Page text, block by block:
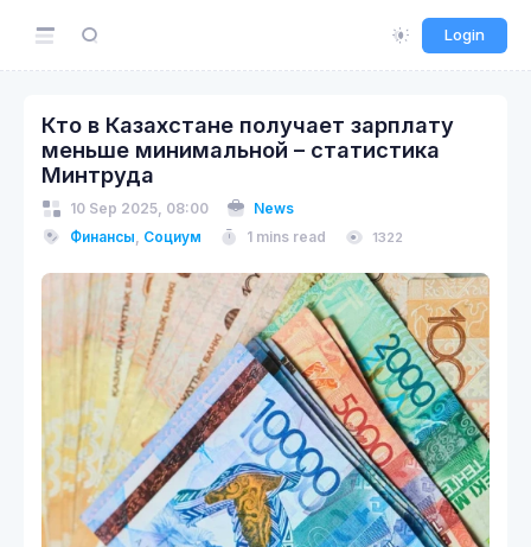
Login
Кто в Казахстане получает зарплату
меньше минимальной – статистика
Минтруда
10 Sep 2025, 08:00
News
Финансы, Социум 1 mins read 1322